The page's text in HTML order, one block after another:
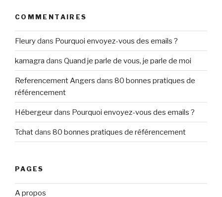
COMMENTAIRES
Fleurydans Pourquoi envoyez-vous des emails ?
kamagra dans Quand je parle de vous, je parle de moi
Referencement Angers dans 80 bonnes pratiques de
référencement
Hébergeurdans Pourquoi envoyez-vous des emails ?
Tchatdans 80 bonnes pratiques de référencement
PAGES
A propos